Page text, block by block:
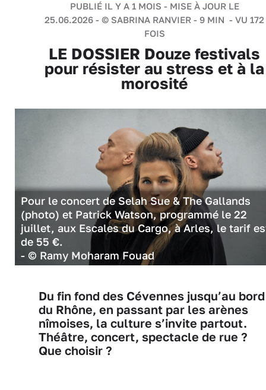
PUBLIÉ IL Y A 1 MOIS - MISE À JOUR LE
25.06.2026 - © SABRINA RANVIER - 9 MIN - VU 172
FOIS
LE DOSSIER Douze festivals
pour résister au stress et à la
morosité
Pour le concert de Selah Sue & The Gallands
(photo) et Patrick Watson, programmé le 22
juillet, aux Escales du Cargo, à Arles, le tarif
de 55 €.
- © Ramy Moharam Fouad
Du fin fond des Cévennes jusqu’au bord
du Rhône, en passant par les arènes
nîmoises, la culture s’invite partout.
Théâtre, concert, spectacle de rue ?
Que choisir ?